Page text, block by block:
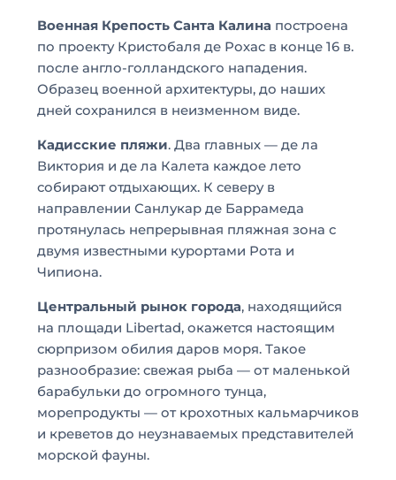
Военная Крепость Санта Калина построена
по проекту Кристобаля де Рохас в конце 16 в.
после англо-голландского нападения.
Образец военной архитектуры, до наших
дней сохранился в неизменном виде.
Кадисские пляжи. Два главных — де ла
Виктория и де ла Калета каждое лето
собирают отдыхающих. К северу в
направлении Санлукар де Баррамеда
протянулась непрерывная пляжная зона с
двумя известными курортами Рота и
Чипиона.
Центральный рынок города, находящийся
на площади Libertad, окажется настоящим
сюрпризом обилия даров моря. Такое
разнообразие: свежая рыба — от маленькой
барабульки до огромного тунца,
морепродукты — от крохотных кальмарчиков
и креветов до неузнаваемых представителей
морской фауны.